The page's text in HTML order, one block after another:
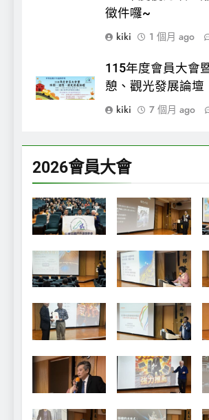
徵件囉~
kiki
1 個月 ago
115年度會員大會
憩、觀光發展論壇
kiki
7 個月 ago
2026會員大會